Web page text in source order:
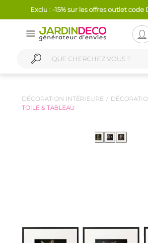
Exclu : -15% sur les offres outlet code
DÉCORATION INTÉRIEURE
TOILE & TABLEAU